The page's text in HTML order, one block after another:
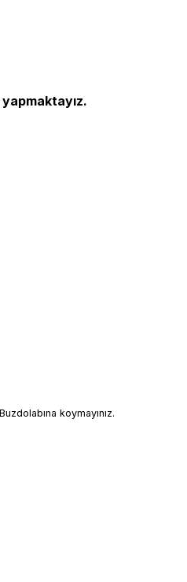
koymayınız.